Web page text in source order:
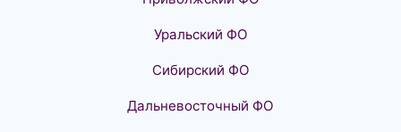
Уральский ФО
Сибирский ФО
Дальневосточный ФО